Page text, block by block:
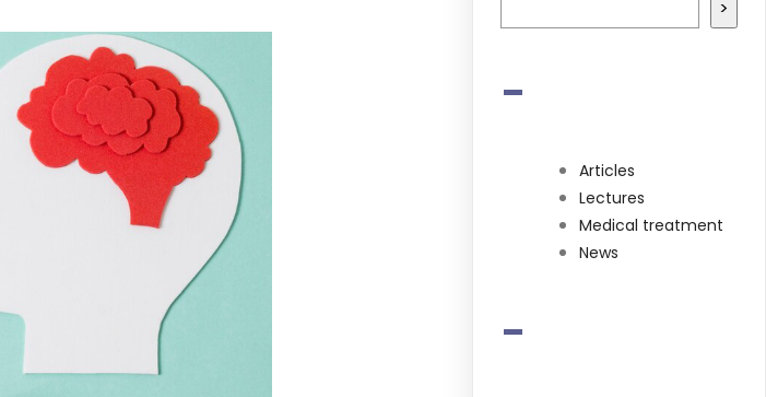
>
-
Articles
Lectures
Medical treatment
News
-